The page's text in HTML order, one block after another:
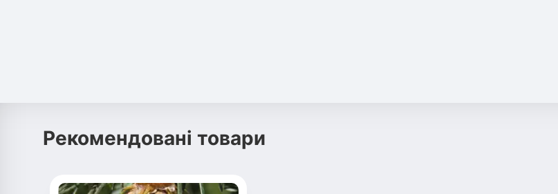
Рекомендовані товари